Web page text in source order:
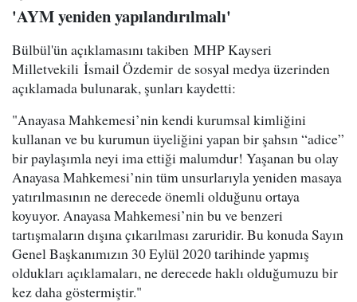
'AYM yeniden yapılandırılmalı'
Bülbül'ün açıklamasını takiben MHP Kayseri
Milletvekili İsmail Özdemir de sosyal medya üzerinden
açıklamada bulunarak, şunları kaydetti:
"Anayasa Mahkemesi’nin kendi kurumsal kimliğini
kullanan ve bu kurumun üyeliğini yapan bir şahsın “adice”
bir paylaşımla neyi ima ettiği malumdur! Yaşanan bu olay
Anayasa Mahkemesi’nin tüm unsurlarıyla yeniden masaya
yatırılmasının ne derecede önemli olduğunu ortaya
koyuyor. Anayasa Mahkemesi’nin bu ve benzeri
tartışmaların dışına çıkarılması zaruridir. Bu konuda Sayın
Genel Başkanımızın 30 Eylül 2020 tarihinde yapmış
oldukları açıklamaları, ne derecede haklı olduğumuzu bir
kez daha göstermiştir."